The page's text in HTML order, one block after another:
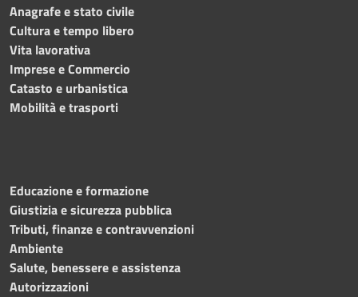
Anagrafe e stato civile
Cultura e tempo libero
Vita lavorativa
Imprese e Commercio
Catasto e urbanistica
Mobilità e trasporti
Educazione e formazione
Giustizia e sicurezza pubblica
Tributi, finanze e contravvenzioni
Ambiente
Salute, benessere e assistenza
Autorizzazioni